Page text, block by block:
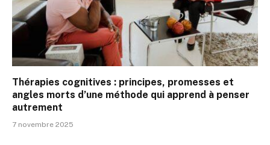
Thérapies cognitives : principes, promesses et
angles morts d’une méthode qui apprend à penser
autrement
7 novembre 2025